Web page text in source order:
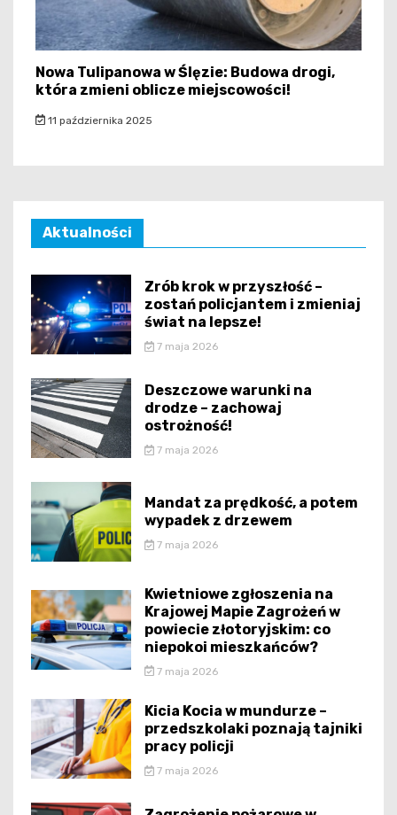
Nowa Tulipanowa w Ślęzie: Budowa drogi,
która zmieni oblicze miejscowości!
11 października 2025
Aktualności
Zrób krok w przyszłość –
zostań policjantem i zmieniaj
świat na lepsze!
7 maja 2026
Deszczowe warunki na
drodze – zachowaj
ostrożność!
7 maja 2026
Mandat za prędkość, a potem
wypadek z drzewem
7 maja 2026
Kwietniowe zgłoszenia na
Krajowej Mapie Zagrożeń w
powiecie złotoryjskim: co
niepokoi mieszkańców?
7 maja 2026
Kicia Kocia w mundurze –
przedszkolaki poznają tajniki
pracy policji
7 maja 2026